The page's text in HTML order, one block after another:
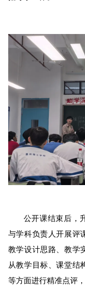
公开课结束后，
与学科负责人开展评
教学设计思路、教学
从教学目标、课堂结
等方面进行精准点评